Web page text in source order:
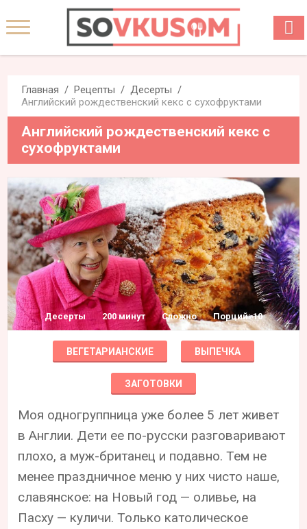
Главная Рецепты
Десерты
Английский рождественский кекс с сухофруктами
Английский рождественский кекс с
сухофруктами
Десерты 200 минут Сложно Порций: 10
ВЕГЕТАРИАНСКИЕ ВЫПЕЧКА
ЗАГОТОВКИ
Моя одногруппница уже более 5 лет живет
в Англии. Дети ее по-русски разговаривают
плохо, а муж-британец и подавно. Тем не
менее праздничное меню у них чисто наше,
славянское: на Новый год — оливье, на
Пасху — куличи. Только католическое